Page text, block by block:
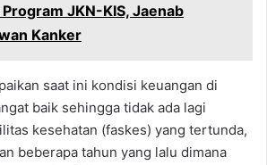
JKN-KIS, Jaenab
Kanker
saat ini kondisi keuangan di
baik sehingga tidak ada lagi
kesehatan (faskes) yang tertunda,
beberapa tahun yang lalu dimana